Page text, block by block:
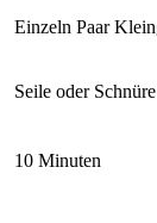
Einzeln Paar
Seile oder Schnüre
10 Minuten